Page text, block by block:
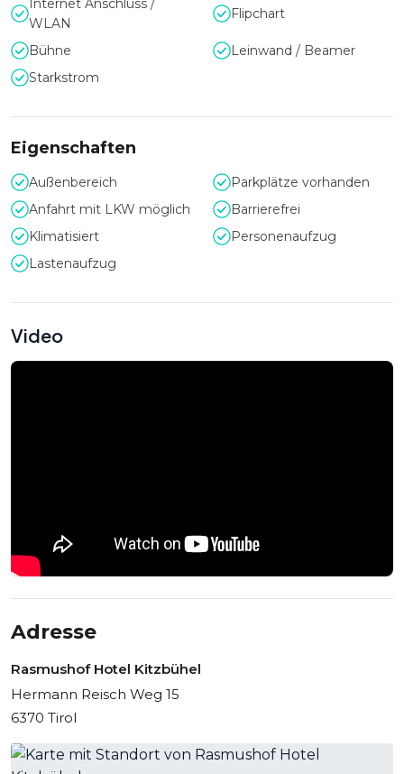
Internet Anschluss /
WLAN
Flipchart
Bühne
Leinwand / Beamer
Starkstrom
Eigenschaften
Außenbereich
Parkplätze vorhanden
Anfahrt mit LKW möglich
Barrierefrei
Klimatisiert
Personenaufzug
Lastenaufzug
Video
Adresse
Rasmushof Hotel Kitzbühel
Hermann Reisch Weg 15
6370 Tirol